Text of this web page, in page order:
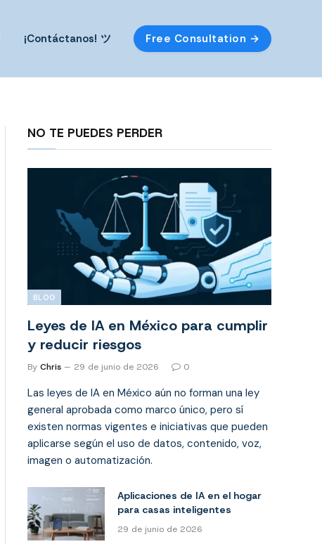
¡Contáctanos! ツ Free Consultation →
NO TE PUEDES PERDER
BLOG
Leyes de IA en México para cumplir
y reducir riesgos
By Chris 29 de junio de 2026 0
Las leyes de IA en México aún no forman una ley
general aprobada como marco único, pero sí
existen normas vigentes e iniciativas que pueden
aplicarse según el uso de datos, contenido, voz,
imagen o automatización.
Aplicaciones de IA en el hogar
para casas inteligentes
29 de junio de 2026